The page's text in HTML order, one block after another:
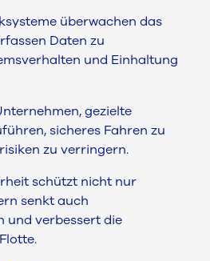
überwachen das
Daten zu
und Einhaltung
gezielte
sicheres Fahren zu
zu verringern.
schützt nicht nur
senkt auch
und verbessert die